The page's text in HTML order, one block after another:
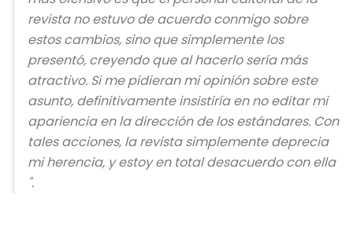
revista no estuvo de acuerdo conmigo sobre
estos cambios, sino que simplemente los
presentó, creyendo que al hacerlo sería más
atractivo. Si me pidieran mi opinión sobre este
asunto, definitivamente insistiría en no editar mi
apariencia en la dirección de los estándares. Con
tales acciones, la revista simplemente deprecia
mi herencia, y estoy en total desacuerdo con ella
".